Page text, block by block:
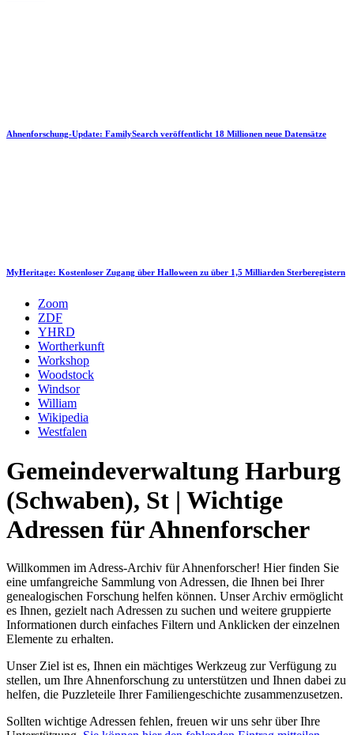
Ahnenforschung-Update: FamilySearch veröffentlicht 18 Millionen neue Datensätze
MyHeritage: Kostenloser Zugang über Halloween zu über 1,5 Milliarden Sterberegistern
Zoom
ZDF
YHRD
Wortherkunft
Workshop
Woodstock
Windsor
William
Wikipedia
Westfalen
Gemeindeverwaltung Harburg
(Schwaben), St | Wichtige
Adressen für Ahnenforscher
Willkommen im Adress-Archiv für Ahnenforscher! Hier finden Sie
eine umfangreiche Sammlung von Adressen, die Ihnen bei Ihrer
genealogischen Forschung helfen können. Unser Archiv ermöglicht
es Ihnen, gezielt nach Adressen zu suchen und weitere gruppierte
Informationen durch einfaches Filtern und Anklicken der einzelnen
Elemente zu erhalten.
Unser Ziel ist es, Ihnen ein mächtiges Werkzeug zur Verfügung zu
stellen, um Ihre Ahnenforschung zu unterstützen und Ihnen dabei zu
helfen, die Puzzleteile Ihrer Familiengeschichte zusammenzusetzen.
Sollten wichtige Adressen fehlen, freuen wir uns sehr über Ihre